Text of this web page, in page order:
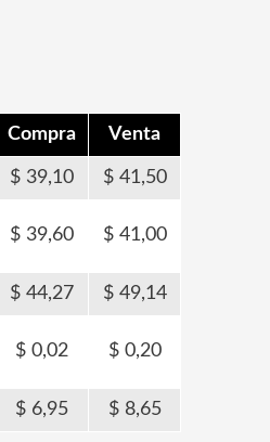
Compra Venta
39,10 41,50
39,60 41,00
44,27 49,14
0,02 0,20
6,95 8,65